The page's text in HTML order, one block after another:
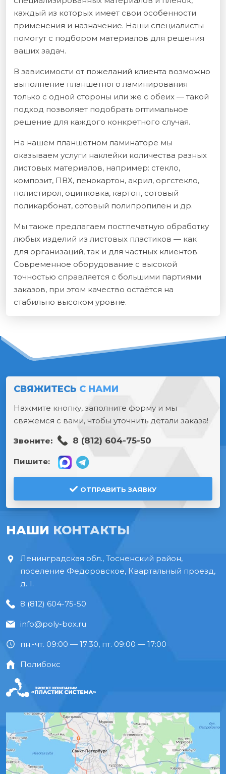
каждый из которых имеет свои особенности
применения и назначение. Наши специалисты
помогут с подбором материалов для решения
ваших задач.
В зависимости от пожеланий клиента возможно
выполнение планшетного ламинирования
только с одной стороны или же с обеих — такой
подход позволяет подобрать оптимальное
решение для каждого конкретного случая.
На нашем планшетном ламинаторе мы
оказываем услуги наклейки количества разных
листовых материалов, например: стекло,
композит, ПВХ, пенокартон, акрил, оргстекло,
полистирол, оцинковка, картон, сотовый
поликарбонат, сотовый полипропилен и др.
Мы также предлагаем постпечатную обработку
любых изделий из листовых пластиков — как
для организаций, так и для частных клиентов.
Современное оборудование с высокой
точностью справляется с большими партиями
заказов, при этом качество остаётся на
стабильно высоком уровне.
СВЯЖИТЕСЬ С НАМИ
Нажмите кнопку, заполните форму и мы
свяжемся с вами, чтобы уточнить детали заказа!
Звоните: 8 (812) 604-75-50
Пишите:
ОТПРАВИТЬ ЗАЯВКУ
НАШИ КОНТАКТЫ
Ленинградская обл., Тосненский район,
поселение Федоровское, Квартальный проезд,
д. 1.
8 (812) 604-75-50
info@poly-box.ru
пн.-чт. 09:00 — 17:30, пт. 09:00 — 17:00
Полибокс